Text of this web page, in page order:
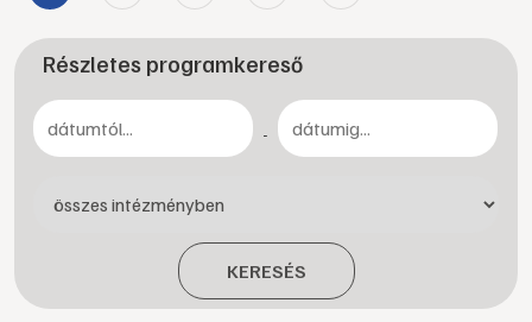
Részletes programkereső
-
KERESÉS